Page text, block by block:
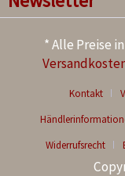
* Alle Preise
Kontakt
Widerrufsrecht